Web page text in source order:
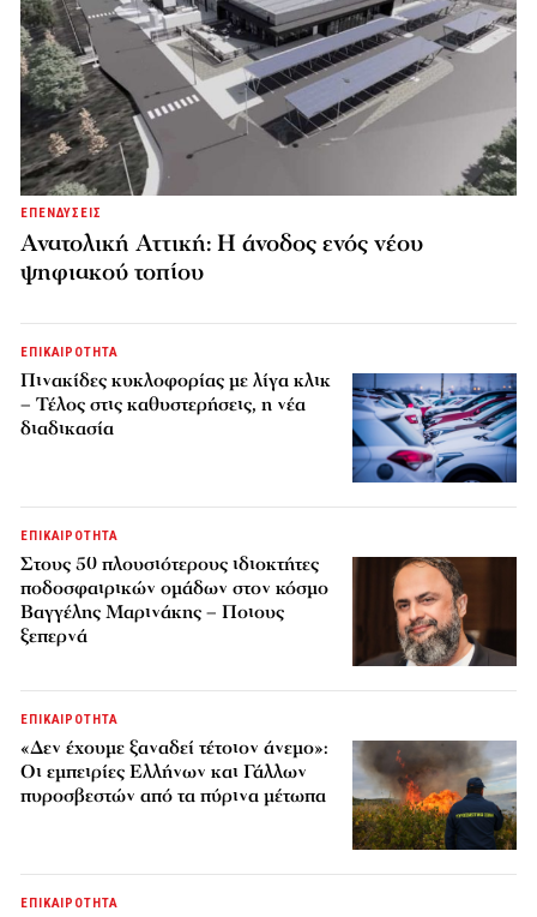
ΕΠΕΝΔΥΣΕΙΣ
Ανατολική Αττική: Η άνοδος ενός νέου
ψηφιακού τοπίου
ΕΠΙΚΑΙΡΟΤΗΤΑ
Πινακίδες κυκλοφορίας με λίγα κλικ
– Τέλος στις καθυστερήσεις, η νέα
διαδικασία
ΕΠΙΚΑΙΡΟΤΗΤΑ
Στους 50 πλουσιότερους ιδιοκτήτες
ποδοσφαιρικών ομάδων στον κόσμο
Βαγγέλης Μαρινάκης – Ποιους
ξεπερνά
ΕΠΙΚΑΙΡΟΤΗΤΑ
«Δεν έχουμε ξαναδεί τέτοιον άνεμο»:
Οι εμπειρίες Ελλήνων και Γάλλων
πυροσβεστών από τα πύρινα μέτωπα
ΕΠΙΚΑΙΡΟΤΗΤΑ